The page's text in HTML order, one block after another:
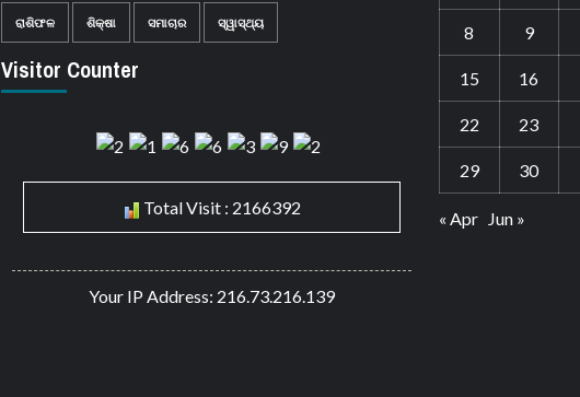
ରାଶିଫଳ ଶିକ୍ଷା ସମାଚାର ସ୍ୱାସ୍ଥ୍ୟ
Visitor Counter
Total Visit : 2166392
Your IP Address: 216.73.216.139
8 9
15 16
22 23
29 30
« Apr Jun »